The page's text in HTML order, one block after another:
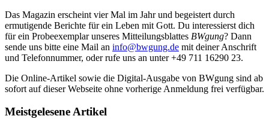
Das Magazin erscheint vier Mal im Jahr und begeistert durch
ermutigende Berichte für ein Leben mit Gott. Du interessierst dich
für ein Probeexemplar unseres Mitteilungsblattes BWgung? Dann
sende uns bitte eine Mail an info@bwgung.de mit deiner Anschrift
und Telefonnummer, oder rufe uns an unter +49 711 16290 23.
Die Online-Artikel sowie die Digital-Ausgabe von BWgung sind ab
sofort auf dieser Webseite ohne vorherige Anmeldung frei verfügbar.
Meistgelesene Artikel